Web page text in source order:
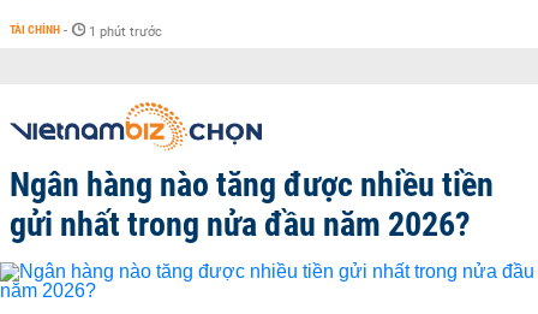
TÀI CHÍNH - 1 phút trước
Ngân hàng nào tăng được nhiều tiền
gửi nhất trong nửa đầu năm 2026?